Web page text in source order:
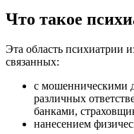
Что такое
Эта область психиатрии
связанных:
с мошенническими
различных
банками,
нанесением